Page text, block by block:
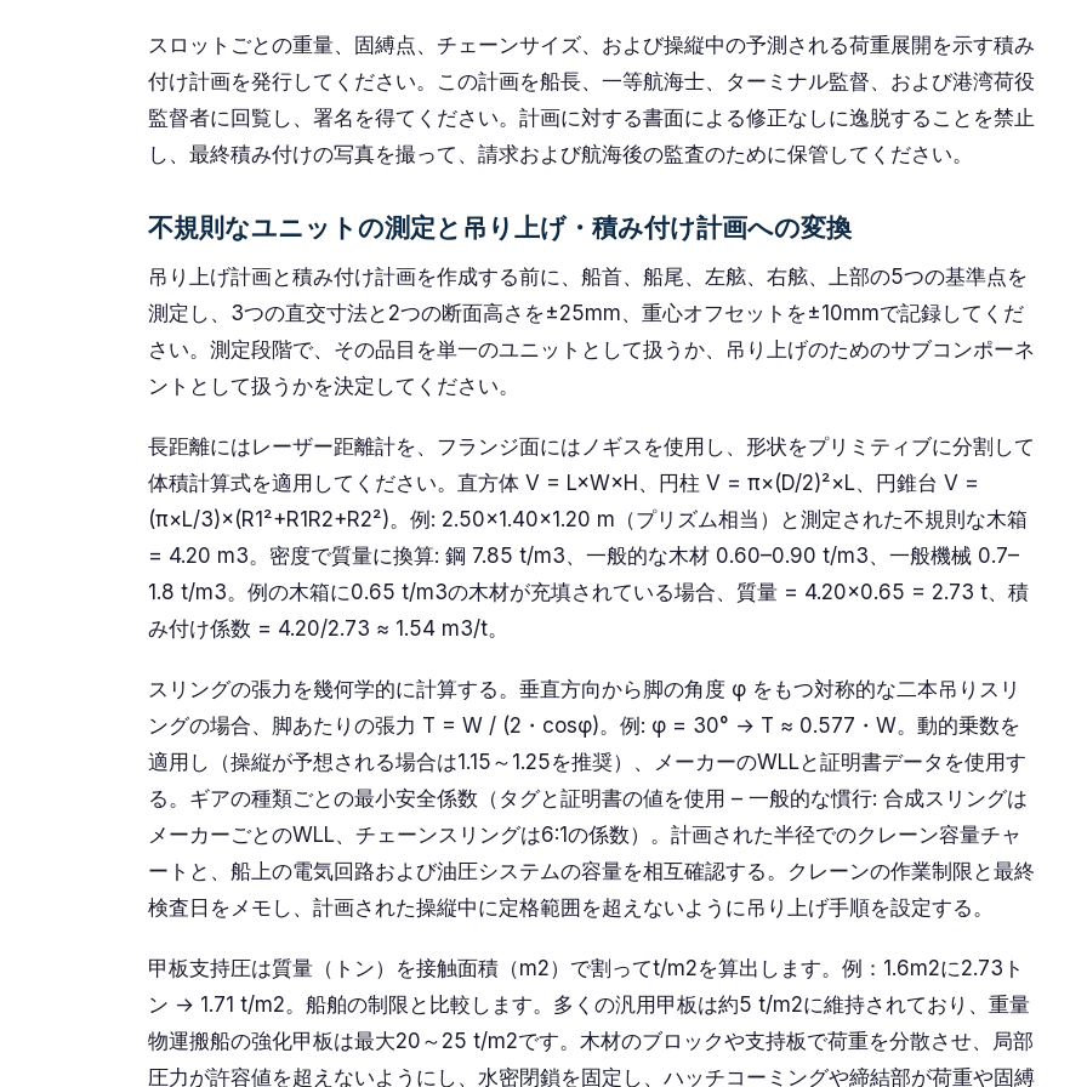
スロットごとの重量、固縛点、チェーンサイズ、および操縦中の予測される荷重展開を示す積み
付け計画を発行してください。この計画を船長、一等航海士、ターミナル監督、および港湾荷役
監督者に回覧し、署名を得てください。計画に対する書面による修正なしに逸脱することを禁止
し、最終積み付けの写真を撮って、請求および航海後の監査のために保管してください。
不規則なユニットの測定と吊り上げ・積み付け計画への変換
吊り上げ計画と積み付け計画を作成する前に、船首、船尾、左舷、右舷、上部の5つの基準点を
測定し、3つの直交寸法と2つの断面高さを±25mm、重心オフセットを±10mmで記録してくだ
さい。測定段階で、その品目を単一のユニットとして扱うか、吊り上げのためのサブコンポーネ
ントとして扱うかを決定してください。
長距離にはレーザー距離計を、フランジ面にはノギスを使用し、形状をプリミティブに分割して
体積計算式を適用してください。直方体 V = L×W×H、円柱 V = π×(D/2)²×L、円錐台 V =
(π×L/3)×(R1²+R1R2+R2²)。例: 2.50×1.40×1.20 m（プリズム相当）と測定された不規則な木箱
= 4.20 m3。密度で質量に換算: 鋼 7.85 t/m3、一般的な木材 0.60–0.90 t/m3、一般機械 0.7–
1.8 t/m3。例の木箱に0.65 t/m3の木材が充填されている場合、質量 = 4.20×0.65 = 2.73 t、積
み付け係数 = 4.20/2.73 ≈ 1.54 m3/t。
スリングの張力を幾何学的に計算する。垂直方向から脚の角度 φ をもつ対称的な二本吊りスリ
ングの場合、脚あたりの張力 T = W / (2・cosφ)。例: φ = 30° → T ≈ 0.577・W。動的乗数を
適用し（操縦が予想される場合は1.15～1.25を推奨）、メーカーのWLLと証明書データを使用す
る。ギアの種類ごとの最小安全係数（タグと証明書の値を使用 – 一般的な慣行: 合成スリングは
メーカーごとのWLL、チェーンスリングは6:1の係数）。計画された半径でのクレーン容量チャ
ートと、船上の電気回路および油圧システムの容量を相互確認する。クレーンの作業制限と最終
検査日をメモし、計画された操縦中に定格範囲を超えないように吊り上げ手順を設定する。
甲板支持圧は質量（トン）を接触面積（m2）で割ってt/m2を算出します。例：1.6m2に2.73ト
ン → 1.71 t/m2。船舶の制限と比較します。多くの汎用甲板は約5 t/m2に維持されており、重量
物運搬船の強化甲板は最大20～25 t/m2です。木材のブロックや支持板で荷重を分散させ、局部
圧力が許容値を超えないようにし、水密閉鎖を固定し、ハッチコーミングや締結部が荷重や固縛